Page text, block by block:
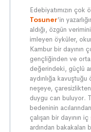
Edebiyatımızın çok
Tosuner’in
aldığı, özgün
imleyen öyküler,
Kambur bir dayının
gençliğinden ve orta
değerindeki, güçlü
aydınlığa
neşeye,
duygu can buluyor.
bedeninin
çalışan bir dayının
ardından bakakalan